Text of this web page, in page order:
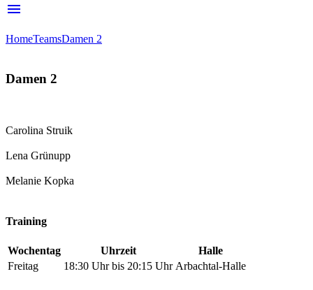
menu
HomeTeamsDamen 2
Damen 2
Carolina Struik
Lena Grünupp
Melanie Kopka
Training
Wochentag Uhrzeit
Halle
Freitag
18:30 Uhr bis 20:15 Uhr Arbachtal-Halle